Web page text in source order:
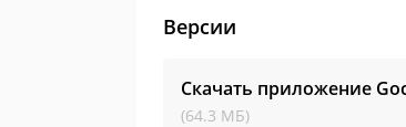
Версии
Скачать приложение
(64.3 МБ)